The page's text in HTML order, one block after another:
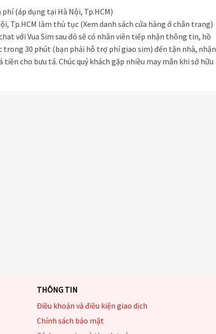
(áp dụng tại Hà Nội, Tp.HCM)
Tp.HCM làm thủ tục (Xem danh sách cửa hàng ở chân trang)
với Vua Sim sau đó sẽ có nhân viên tiếp nhận thông tin, hồ
trong 30 phút (bạn phải hỗ trợ phí giao sim) đến tận nhà, nhận
cho bưu tá. Chúc quý khách gặp nhiều may mắn khi sở hữu
THÔNG TIN
Điều khoản và điều kiện giao dịch
Chính sách bảo mật